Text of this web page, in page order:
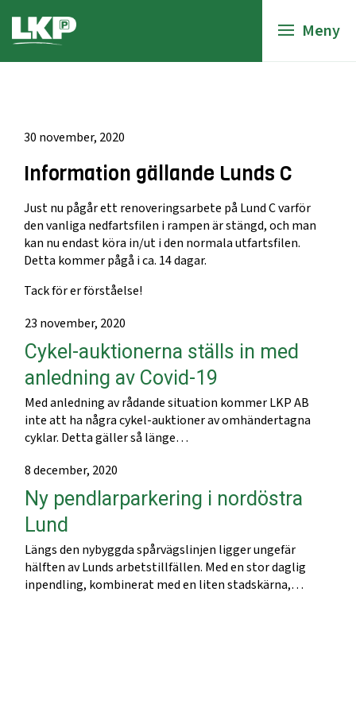
Meny
30 november, 2020
Information gällande Lunds C
Just nu pågår ett renoveringsarbete på Lund C varför
den vanliga nedfartsfilen i rampen är stängd, och man
kan nu endast köra in/ut i den normala utfartsfilen.
Detta kommer pågå i ca. 14 dagar.
Tack för er förståelse!
23 november, 2020
Cykel-auktionerna ställs in med
anledning av Covid-19
Med anledning av rådande situation kommer LKP AB
inte att ha några cykel-auktioner av omhändertagna
cyklar. Detta gäller så länge…
8 december, 2020
Ny pendlarparkering i nordöstra
Lund
Längs den nybyggda spårvägslinjen ligger ungefär
hälften av Lunds arbetstillfällen. Med en stor daglig
inpendling, kombinerat med en liten stadskärna,…